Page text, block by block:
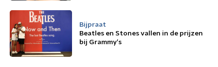
Bijpraat
Beatles en Stones vallen in de prijzen
bij Grammy's